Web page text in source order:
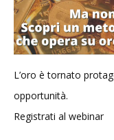
L’oro è tornato
opportunità.
Registrati al webinar